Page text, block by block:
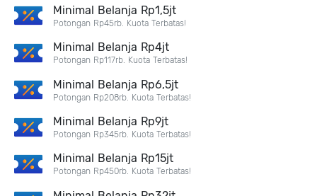
Minimal Belanja Rp1,5jt
Potongan Rp45rb. Kuota Terbatas!
Minimal Belanja Rp4jt
Potongan Rp117rb. Kuota Terbatas!
Minimal Belanja Rp6,5jt
Potongan Rp208rb. Kuota Terbatas!
Minimal Belanja Rp9jt
Potongan Rp345rb. Kuota Terbatas!
Minimal Belanja Rp15jt
Potongan Rp450rb. Kuota Terbatas!